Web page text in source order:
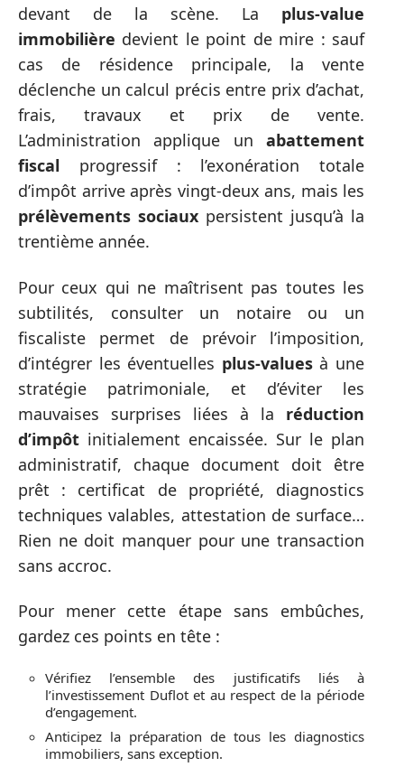
devant de la scène. La plus-value
immobilière devient le point de mire : sauf
cas de résidence principale, la vente
déclenche un calcul précis entre prix d’achat,
frais, travaux et prix de vente.
L’administration applique un abattement
fiscal progressif : l’exonération totale
d’impôt arrive après vingt-deux ans, mais les
prélèvements sociaux persistent jusqu’à la
trentième année.
Pour ceux qui ne maîtrisent pas toutes les
subtilités, consulter un notaire ou un
fiscaliste permet de prévoir l’imposition,
d’intégrer les éventuelles plus-valuesà une
stratégie patrimoniale, et d’éviter les
mauvaises surprises liées à la réduction
d’impôt initialement encaissée. Sur le plan
administratif, chaque document doit être
prêt : certificat de propriété, diagnostics
techniques valables, attestation de surface…
Rien ne doit manquer pour une transaction
sans accroc.
Pour mener cette étape sans embûches,
gardez ces points en tête :
Vérifiez l’ensemble des justificatifs liés à
l’investissement Duflot et au respect de la période
d’engagement.
Anticipez la préparation de tous les diagnostics
immobiliers, sans exception.